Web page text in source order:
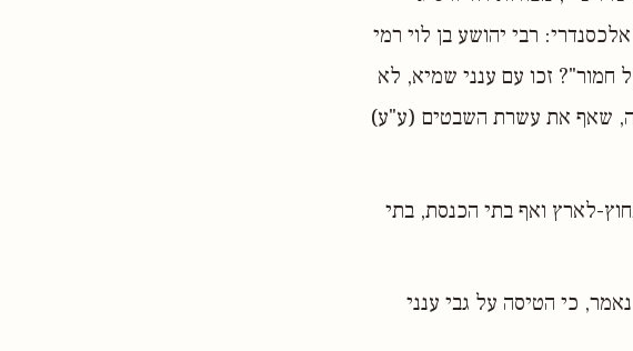
רבי יהושע בן לוי רמי
חמור"? זכו עם ענני שמיא, לא
זה, שאף את עשרת השבטים (ע"ע)
לארץ ואף בתי הכנסת, בתי
כי הטיסה על גבי ענני